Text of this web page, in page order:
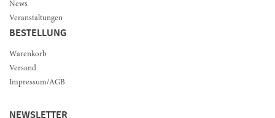
News
Veranstaltungen
BESTELLUNG
Warenkorb
Versand
Impressum/AGB
NEWSLETTER